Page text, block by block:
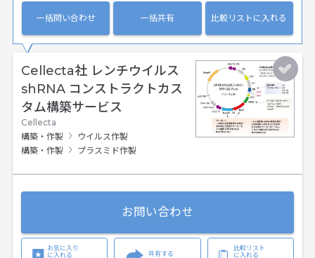
一括問い合わせ 一括共有 比較リストに入れる
Cellecta社 レンチウイルス
shRNA コンストラクトカス
タム構築サービス
Cellecta
構築・作製
ウイルス作製
構築・作製
プラスミド作製
お問い合わせ
お気に入り
に入れる
共有する
比較リスト
に入れる